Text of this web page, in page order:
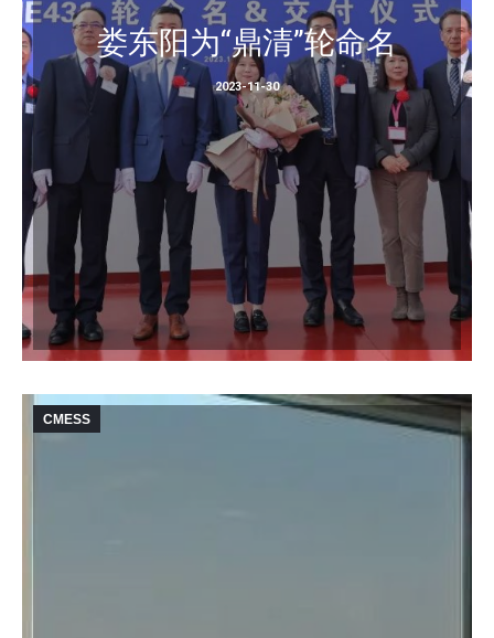
娄东阳为“鼎清”轮命名
2023-11-30
CMESS